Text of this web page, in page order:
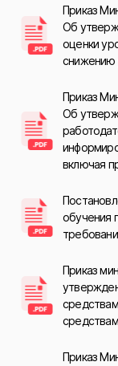
Приказ
Об
оценки
снижению
Приказ
Об
включая
обучения
Приказ
Приказ